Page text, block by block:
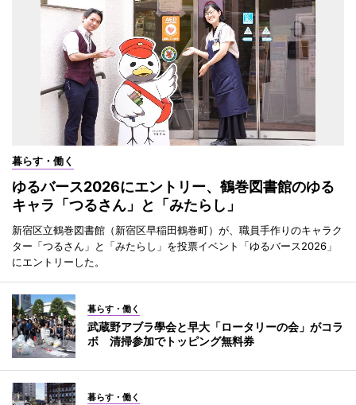
暮らす・働く
ゆるバース2026にエントリー、鶴巻図書館のゆる
キャラ「つるさん」と「みたらし」
新宿区立鶴巻図書館（新宿区早稲田鶴巻町）が、職員手作りのキャラク
ター「つるさん」と「みたらし」を投票イベント「ゆるバース2026」
にエントリーした。
暮らす・働く
武蔵野アブラ學会と早大「ロータリーの会」がコラ
ボ 清掃参加でトッピング無料券
暮らす・働く